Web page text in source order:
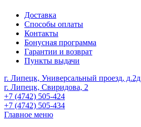
Доставка
Способы оплаты
Контакты
Бонусная программа
Гарантии и возврат
Пункты выдачи
г. Липецк, Универсальный проезд, д.2д
г. Липецк, Свиридова, 2
+7 (4742) 505-424
+7 (4742) 505-434
Главное меню